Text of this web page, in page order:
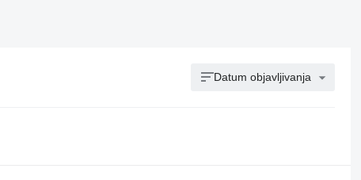
Datum objavljivanja